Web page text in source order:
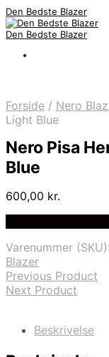
Den Bedste Blazer
Den Bedste Blazer
Forside / Nero
Light Blue
Nero Pisa
Blue
600,00 kr.
Varenummer (SKU):
Blazer
Previous Product
Next Product
Beskrivelse